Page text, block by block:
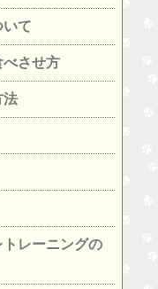
て
させ方
法
レーニングの